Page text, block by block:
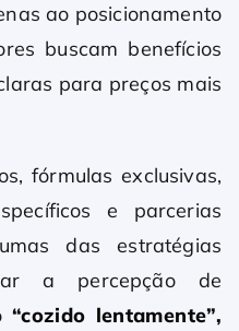
ao posicionamento
buscam benefícios
para preços mais
fórmulas exclusivas,
e parcerias
das estratégias
a percepção de
“cozido lentamente”,